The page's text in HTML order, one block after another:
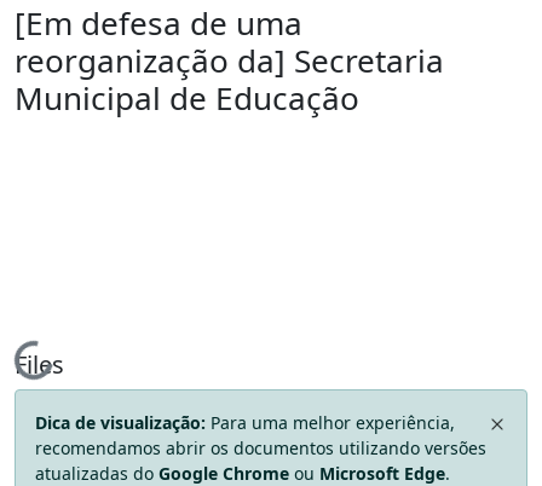
[Em defesa de uma
reorganização da] Secretaria
Municipal de Educação
Loading...
Files
Dica de visualização: Para uma melhor experiência,
recomendamos abrir os documentos utilizando versões
atualizadas do Google Chrome ou Microsoft Edge.